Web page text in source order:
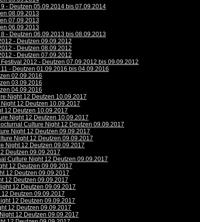
- Deutzen 05.09.2014 bis 07.09.2014
08.09.2013
07.09.2013
06.09.2013
- Deutzen 06.09.2013 bis 08.09.2013
- Deutzen 09.09.2012
- Deutzen 08.09.2012
- Deutzen 07.09.2012
2012 - Deutzen 07.09.2012 bis 09.09.2012
- Deutzen 01.09.2016 bis 04.09.2016
02.09.2016
03.09.2016
04.09.2016
Night 12 Deutzen 10.09.2017
12 Deutzen 10.09.2017
12 Deutzen 10.09.2017
Night 12 Deutzen 10.09.2017
Culture Night 12 Deutzen 09.09.2017
Night 12 Deutzen 09.09.2017
Night 12 Deutzen 09.09.2017
Night 12 Deutzen 09.09.2017
Deutzen 09.09.2017
Culture Night 12 Deutzen 09.09.2017
12 Deutzen 09.09.2017
12 Deutzen 09.09.2017
12 Deutzen 09.09.2017
12 Deutzen 09.09.2017
Deutzen 09.09.2017
12 Deutzen 09.09.2017
12 Deutzen 09.09.2017
12 Deutzen 09.09.2017